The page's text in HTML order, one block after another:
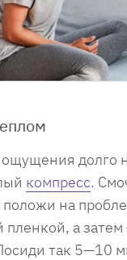
долго
компресс.
на
пленкой, а
так 5—10